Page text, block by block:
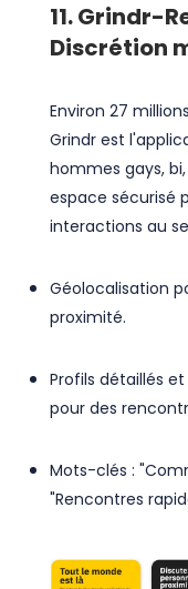
11. Grindr-
Discrétion
Environ 27
Grindr est
hommes gays,
espace sécurisé
interactions au
Géolocalisation
proximité.
Profils détaillés
pour des
Mots-clés :
"Rencontres